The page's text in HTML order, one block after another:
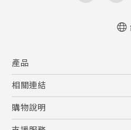
產品
5G
智慧型手機
配件
相關連結
HTC Research
購物說明
購物須知